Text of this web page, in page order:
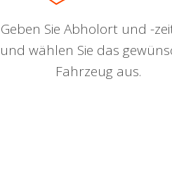
Geben Sie Abholort und -
und wählen Sie das
Fahrzeug aus.